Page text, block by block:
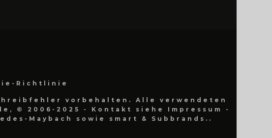
Richtlinie
vorbehalten. Alle verwendeten
© 2006-2025 - Kontakt siehe Impressum -
Maybach sowie smart & Subbrands..